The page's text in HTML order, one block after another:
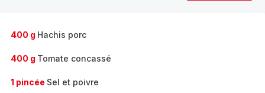
400 g Hachis porc
400 g Tomate concassé
1 pincée Sel et poivre